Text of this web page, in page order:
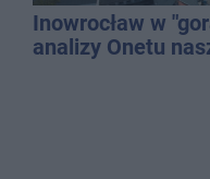
Inowrocław w
analizy Onetu